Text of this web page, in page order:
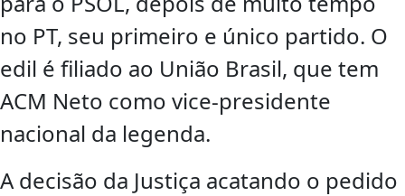
no PT, seu primeiro e único partido. O
edil é filiado ao União Brasil, que tem
ACM Neto como vice-presidente
nacional da legenda.
A decisão da Justiça acatando o pedido